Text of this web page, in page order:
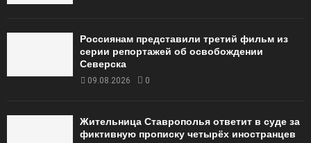
Россиянам представили третий фильм из
серии репортажей об освобождении
Северска
09.08.2026 0
Жительница Ставрополья ответит в суде за
фиктивную прописку четырёх иностранцев